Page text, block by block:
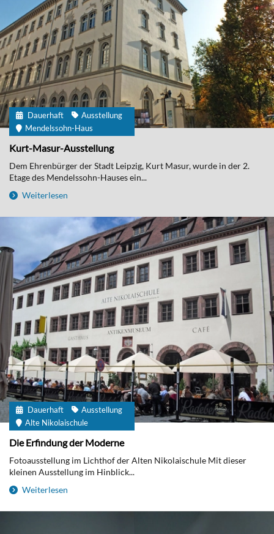
Dauerhaft
Ausstellung
Mendelssohn-Haus
Kurt-Masur-Ausstellung
Dem Ehrenbürger der Stadt Leipzig, Kurt Masur, wurde in der 2.
Etage des Mendelssohn-Hauses ein...
Weiterlesen
Dauerhaft
Ausstellung
Alte Nikolaischule
Die Erfindung der Moderne
Fotoausstellung im Lichthof der Alten Nikolaischule Mit dieser
kleinen Ausstellung im Hinblick...
Weiterlesen